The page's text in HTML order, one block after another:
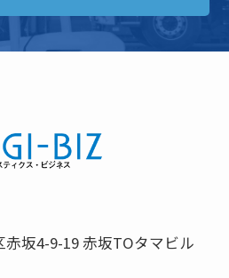
赤坂4-9-19 赤坂TOタマビル